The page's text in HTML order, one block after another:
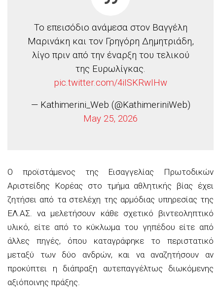
Το επεισόδιο ανάμεσα στον Βαγγέλη
Μαρινάκη και τον Γρηγόρη Δημητριάδη,
λίγο πριν από την έναρξη του τελικού
της Ευρωλίγκας.
pic.twitter.com/4iISKRwIHw
— Kathimerini_Web (@KathimeriniWeb)
May 25, 2026
Ο προϊστάμενος της Εισαγγελίας Πρωτοδικών
Αριστείδης Κορέας στο τμήμα αθλητικής βίας έχει
ζητήσει από τα στελέχη της αρμόδιας υπηρεσίας της
ΕΛ.ΑΣ. να μελετήσουν κάθε σχετικό βιντεοληπτικό
υλικό, είτε από το κύκλωμα του γηπέδου είτε από
άλλες πηγές, όπου καταγράφηκε το περιστατικό
μεταξύ των δύο ανδρών, και να αναζητήσουν αν
προκύπτει η διάπραξη αυτεπαγγέλτως διωκόμενης
αξιόποινης πράξης.